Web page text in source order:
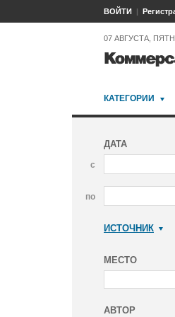
ВОЙТИ
07 АВГУСТА,
КАТЕГОРИИ
ДАТА
с
по
ИСТОЧНИК
МЕСТО
АВТОР